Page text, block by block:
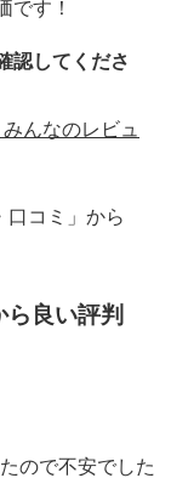
です！
認してくださ
んなのレビュ
口コミ」から
ら良い評判
ので不安でした